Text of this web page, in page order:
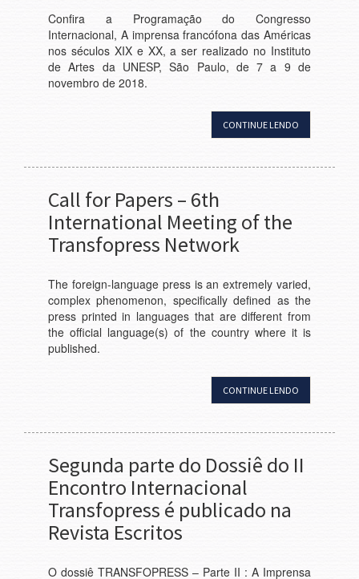
Confira a Programação do Congresso
Internacional, A imprensa francófona das Américas
nos séculos XIX e XX, a ser realizado no Instituto
de Artes da UNESP, São Paulo, de 7 a 9 de
novembro de 2018.
CONTINUE LENDO
Call for Papers – 6th
International Meeting of the
Transfopress Network
The foreign-language press is an extremely varied,
complex phenomenon, specifically defined as the
press printed in languages that are different from
the official language(s) of the country where it is
published.
CONTINUE LENDO
Segunda parte do Dossiê do II
Encontro Internacional
Transfopress é publicado na
Revista Escritos
O dossiê TRANSFOPRESS – Parte II : A Imprensa